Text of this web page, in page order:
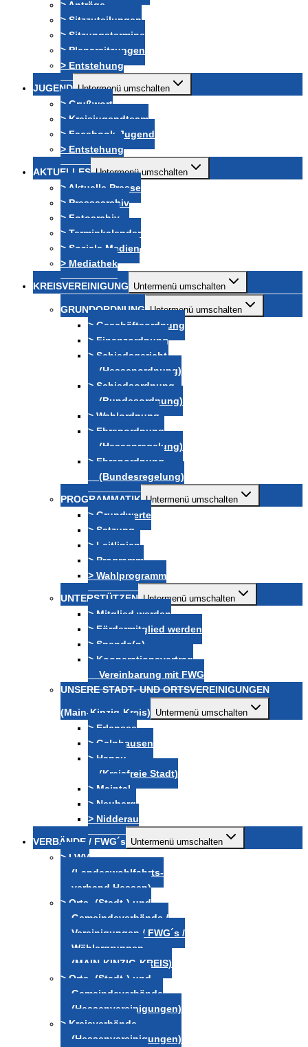
> Anträge
> Sitzzuteilungen
> Sitzungstermine
> Plenarsitzungen
> Entstehung
JUGEND Untermenü umschalten
> Grußwort
> Kreisjugendteam
> Facebook-Jugend
> Entstehung
AKTUELLES Untermenü umschalten
> Aktuelle Presse
> Pressearchiv
> Fotoarchiv
> Terminkalender
> Soziale Medien
> Mediathek
KREISVEREINIGUNG Untermenü umschalten
GRUNDORDNUNG Untermenü umschalten
> Geschäftsordnung
> Finanzordnung
> Schiedsgericht
(Hessenordnung)
> Schiedsordnung
(Bundesordnung)
> Wahlordnung
> Ehrenordnung
(Hessenregelung)
> Ehrenordnung
(Bundesregelung)
PROGRAMMATIK Untermenü umschalten
> Grundwerte
> Satzung
> Leitlinien
> Programm
> Wahlprogramm
UNTERSTÜTZEN Untermenü umschalten
> Mitglied werden
> Fördermitglied werden
> Spende(n)
> Kooperationsvertrag
Vereinbarung mit FWG
UNSERE STADT- UND ORTSVEREINIGUNGEN
(Main-Kinzig-Kreis) Untermenü umschalten
> Erlensee
> Gelnhausen
> Hanau
(Kreisfreie Stadt)
> Maintal
> Neuberg
> Nidderau
VERBÄNDE / FWG´s Untermenü umschalten
> LWV
(Landeswohlfahrts-
verband Hessen)
> Orts- (Stadt-) und
Gemeindeverbände /
Vereinigungen / FWG´s /
Wählergruppen
(MAIN-KINZIG-KREIS)
> Orts- (Stadt-) und
Gemeindeverbände
(Hessenvereinigungen)
> Kreisverbände
(Hessenvereinigungen)